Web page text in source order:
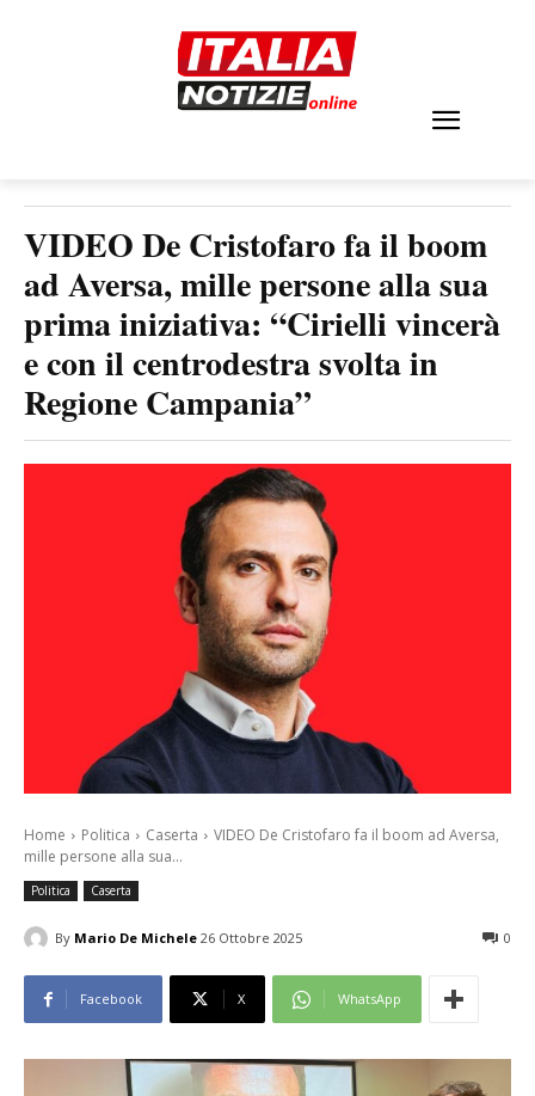
VIDEO De Cristofaro fa il boom
ad Aversa, mille persone alla sua
prima iniziativa: “Cirielli vincerà
e con il centrodestra svolta in
Regione Campania”
Home Politica Caserta
VIDEO De Cristofaro fa il boom ad Aversa,
mille persone alla sua...
Politica Caserta
By Mario De Michele 26 Ottobre 2025 0
Facebook X WhatsApp